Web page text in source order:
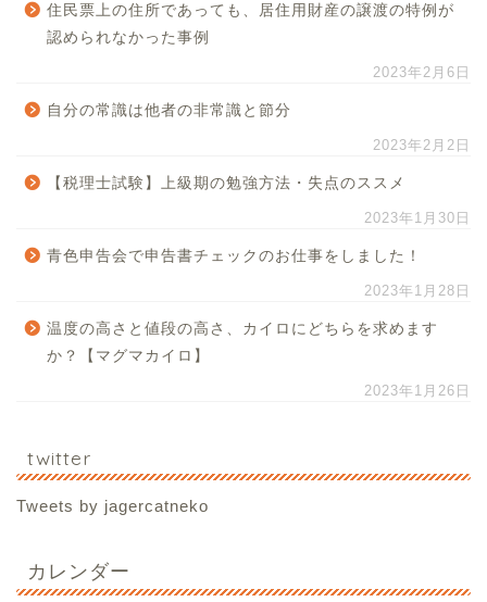
住民票上の住所であっても、居住用財産の譲渡の特例が
認められなかった事例
2023年2月6日
自分の常識は他者の非常識と節分
2023年2月2日
【税理士試験】上級期の勉強方法・失点のススメ
2023年1月30日
青色申告会で申告書チェックのお仕事をしました！
2023年1月28日
温度の高さと値段の高さ、カイロにどちらを求めます
か？【マグマカイロ】
2023年1月26日
twitter
Tweets by jagercatneko
カレンダー